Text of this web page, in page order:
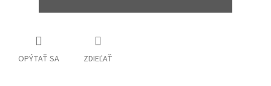
OPÝTAŤ SA ZDIEĽAŤ